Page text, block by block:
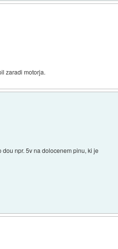
zaradi motorja.
npr. 5v na dolocenem pinu, ki je